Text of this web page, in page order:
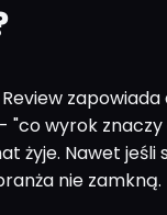
zapowiada
"co wyrok znaczy
żyje. Nawet jeśli
nie zamkną.